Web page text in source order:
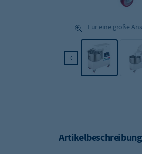
Für eine große
Artikelbeschreibung